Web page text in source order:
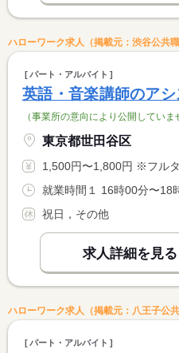
ハローワーク求人（掲載元：渋谷公共職
パート・アルバイト
英語・音楽講師のアシ
（事業所の意向により公開していま
東京都世田谷区
1,500円〜1,800円 ※フルタイム求人の場合は月額（
祝日，その他
求人詳細を見る
ハローワーク求人（掲載元：八王子公共
パート・アルバイト